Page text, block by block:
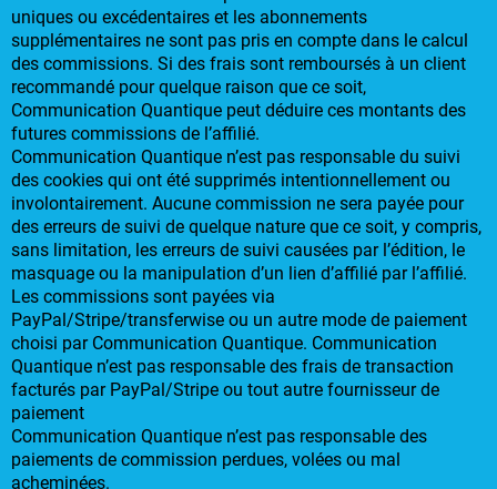
uniques ou excédentaires et les abonnements
supplémentaires ne sont pas pris en compte dans le calcul
des commissions. Si des frais sont remboursés à un client
recommandé pour quelque raison que ce soit,
Communication Quantique peut déduire ces montants des
futures commissions de l’affilié.
Communication Quantique n’est pas responsable du suivi
des cookies qui ont été supprimés intentionnellement ou
involontairement. Aucune commission ne sera payée pour
des erreurs de suivi de quelque nature que ce soit, y compris,
sans limitation, les erreurs de suivi causées par l’édition, le
masquage ou la manipulation d’un lien d’affilié par l’affilié.
Les commissions sont payées via
PayPal/Stripe/transferwise ou un autre mode de paiement
choisi par Communication Quantique. Communication
Quantique n’est pas responsable des frais de transaction
facturés par PayPal/Stripe ou tout autre fournisseur de
paiement
Communication Quantique n’est pas responsable des
paiements de commission perdues, volées ou mal
acheminées.